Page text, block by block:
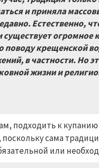
и приняла
Естественно,
существует огромное
поводу крещенской
в частности. Но
жизни и
подходить к
сама
или